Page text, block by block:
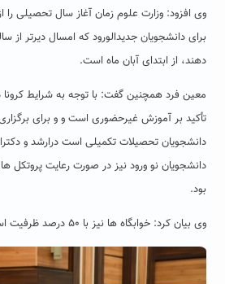
برای دانشجویان جدیدالورود که امسال دیرتر از
دهند، از ابتدای آبان ماه است.
معین فرد همچنین گفت: با توجه به شرایط
تأکید بر آموزش غیرحضوری است و و برای
دانشجویان تحصیلات تکمیلی است درارشد و
دانشجویان نو ورود نیز در صورت رعایت
بود.
وی بیان کرد: خوابگاه ها نیز با ۵۰ درصد ظرفیت اسمیشان دانشجو می پذیرند.